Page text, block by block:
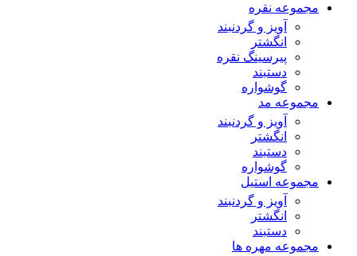
مجموعه نقره
آویز و گردنبند
انگشتر
پیرسینگ نقره
دستبند
گوشواره
مجموعه مد
آویز و گردنبند
انگشتر
دستبند
گوشواره
مجموعه استیل
آویز و گردنبند
انگشتر
دستبند
مجموعه مهره ها